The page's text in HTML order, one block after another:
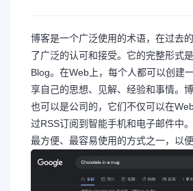
博客是一个广泛使用的术语，在过去
了广泛的认可和接受。它的完整形式
Blog。在Web上，每个人都可以创建
享自己的思想、见解、经验和事情。
也可以是公司的，它们不仅可以在
过RSS订阅到智能手机和电子邮件中
最方便、最容易使用的方式之一，以